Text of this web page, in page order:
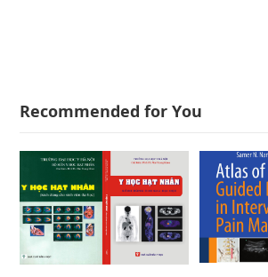
Recommended for You